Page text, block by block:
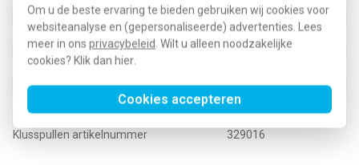
Om u de beste ervaring te bieden gebruiken wij cookies voor
websiteanalyse en (gepersonaliseerde) advertenties. Lees
meer in ons privacybeleid. Wilt u alleen noodzakelijke
cookies? Klik dan hier.
Cookies accepteren
Geschikt voor inbouwdoos
Nee
Toebehoren
Nee
Onderdeel
Nee
7169.110
2507.004
EAN (GTIN-13)
8712507003393
Klusspullen artikelnummer
329016